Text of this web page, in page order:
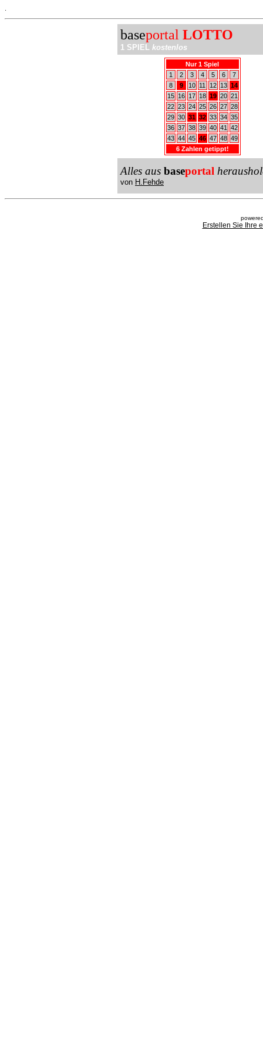
baseportal LOTTO
1 SPIEL kostenlos
Nur 1 Spiel
1
2 3 4 5 6
7
8
9 10 11 12 13 14
15
16 17 18 19 20 21
22 23 24 25 26 27 28
29 30 31 32 33 34 35
36 37 38 39 40 41
42
43 44 45 46 47 48 49
6 Zahlen getippt!
Alles aus baseportal
von H.Fehde
Erstellen Sie Ihre